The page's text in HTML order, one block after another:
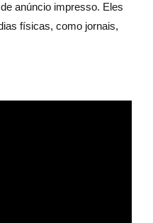
anúncio impresso. Eles
físicas, como jornais,